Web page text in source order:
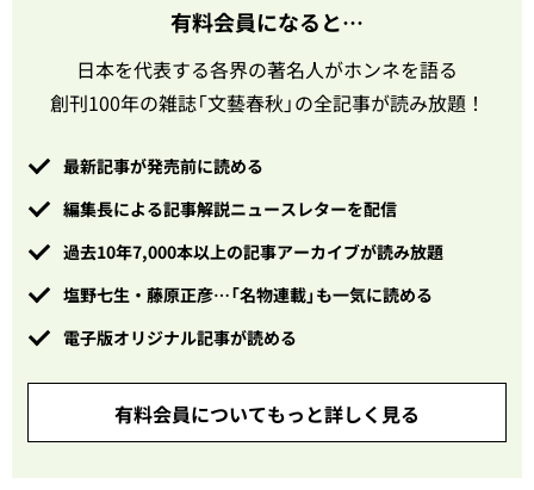
有料会員になると…
日本を代表する各界の著名人がホンネを語る
創刊100年の雑誌「文藝春秋」の全記事が読み放題！
最新記事が発売前に読める
編集長による記事解説ニュースレターを配信
過去10年7,000本以上の記事アーカイブが読み放題
塩野七生・藤原正彦…「名物連載」も一気に読める
電子版オリジナル記事が読める
有料会員についてもっと詳しく見る